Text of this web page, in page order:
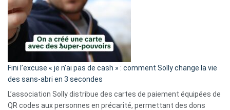
Fini l’excuse « je n’ai pas de cash » : comment Solly change la vie
des sans-abri en 3 secondes
L’association Solly distribue des cartes de paiement équipées de
QR codes aux personnes en précarité, permettant des dons